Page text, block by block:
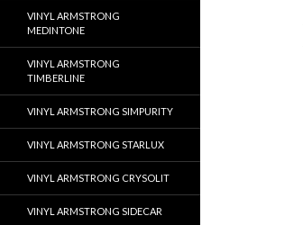
VINYL ARMSTRONG
MEDINTONE
VINYL ARMSTRONG
TIMBERLINE
VINYL ARMSTRONG SIMPURITY
VINYL ARMSTRONG STARLUX
VINYL ARMSTRONG CRYSOLIT
VINYL ARMSTRONG SIDECAR